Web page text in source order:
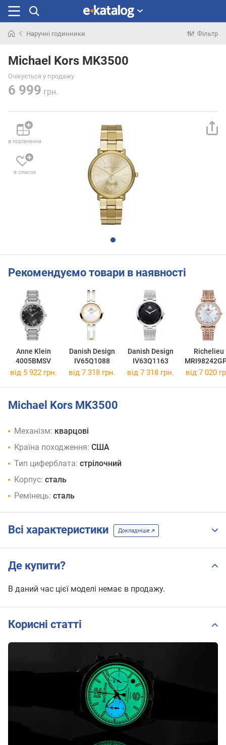
раніше
Наручні годинники Фільтр
Michael Kors MK3500
Очікується у продажу
6 999 грн.
в порівняння
в список
Рекомендуємо товари в наявності
Anne Klein
4005BMSV
Danish Design
IV65Q1088
Danish Design
IV63Q1163
Richelieu
02911
від 5 922 грн. від 7 318 грн. від 7 318 грн. від 7 020
Michael Kors MK3500
Механізм: кварцові
Країна походження: США
Тип циферблата: стрілочний
Корпус: сталь
Ремінець: сталь
Всі характеристики Докладніше
Де купити?
В даний час цієї моделі немає в продажу.
Корисні статті